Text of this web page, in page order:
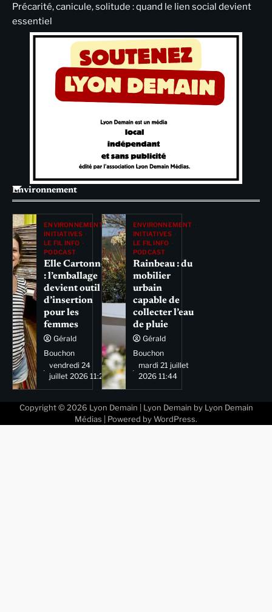
Précarité, canicule, solitude : quand le lien social devient
essentiel
Environnement
ENVIRONNEMENT
INITIATIVES
LE FIL INFO
PODCAST
Elle Cartonne
: l’emballage
devient outil
d’insertion
pour les
femmes
Gérald
Bouchon
vendredi 24
juillet 2026 11:29
ENVIRONNEMENT
INITIATIVES
LE FIL INFO
PODCAST
Rainbeau : du
mobilier
urbain
capable de
collecter l’eau
de pluie
Gérald
Bouchon
mardi 21 juillet
2026 11:44
Copyright © 2026 Lyon Demain | Lyon Demain by Lyon Demain
Médias | Powered by WordPress.